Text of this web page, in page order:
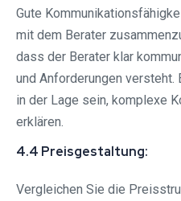
Gute
mit dem Berater
dass der Berater klar
und Anforderungen versteht.
in der Lage sein, komplexe
erklären.
4.4 Preisgestaltung:
Vergleichen Sie die